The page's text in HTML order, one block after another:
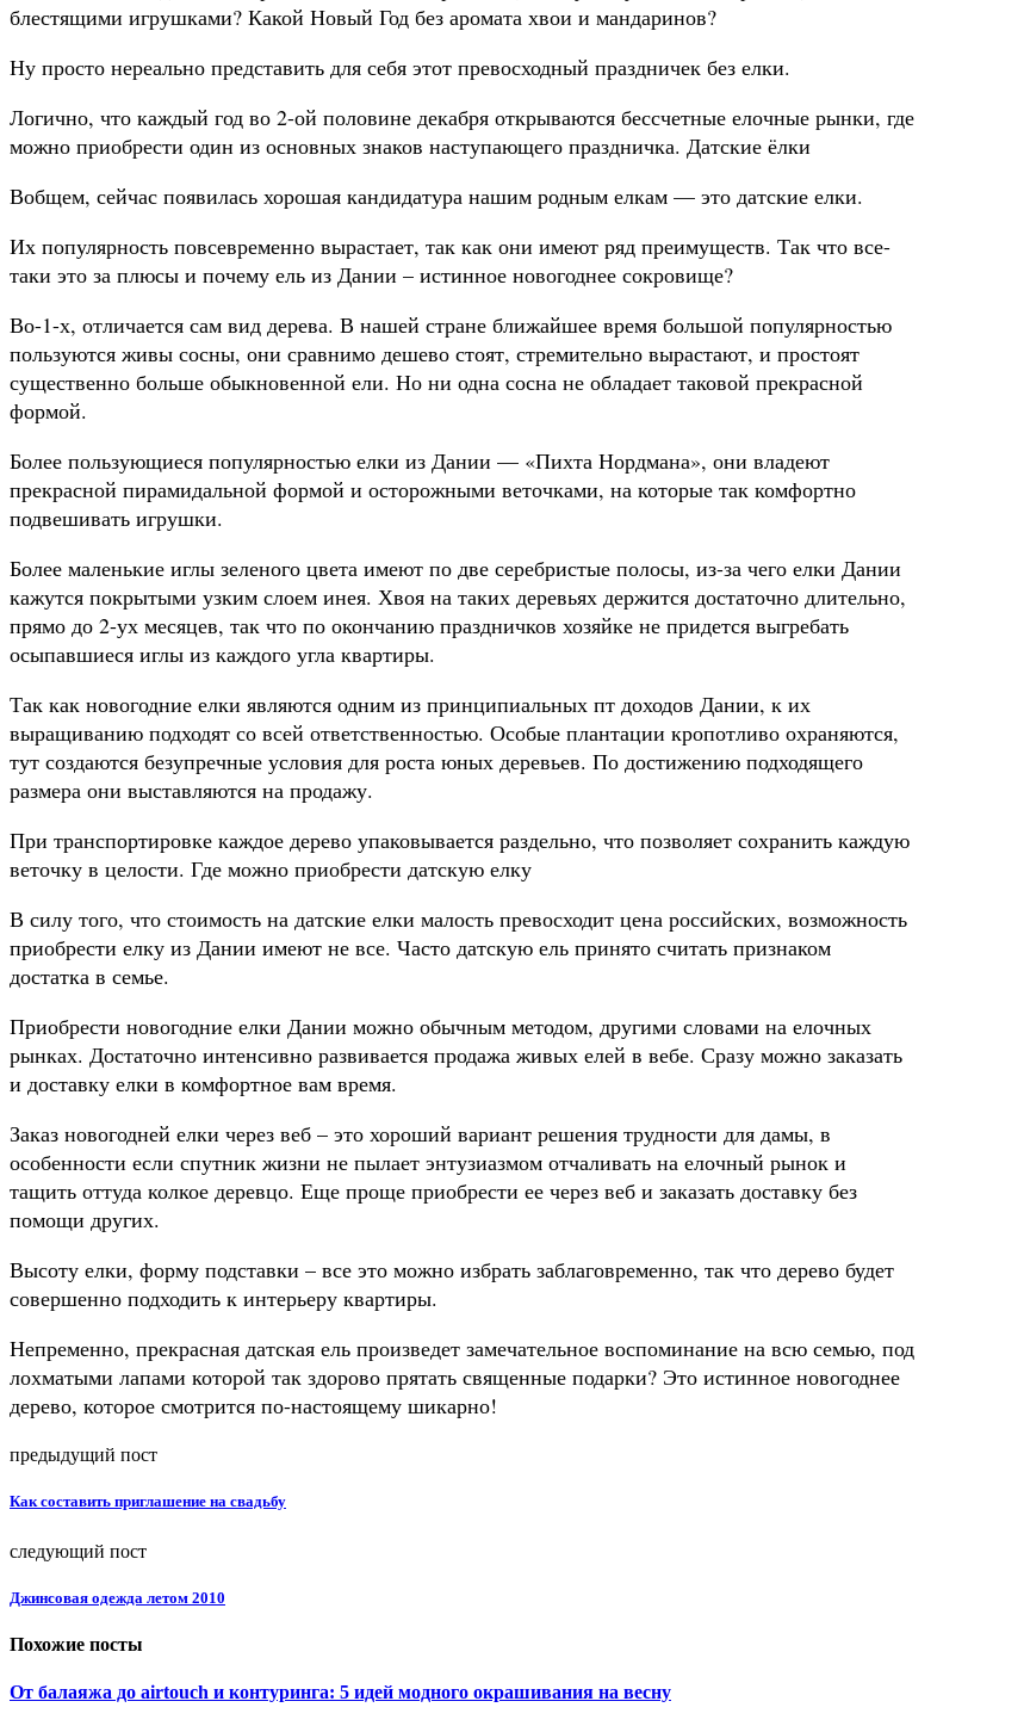
блестящими игрушками? Какой Новый Год без аромата хвои и мандаринов?
Ну просто нереально представить для себя этот превосходный праздничек без елки.
Логично, что каждый год во 2-ой половине декабря открываются бессчетные елочные рынки, где
можно приобрести один из основных знаков наступающего праздничка. Датские ёлки
Вобщем, сейчас появилась хорошая кандидатура нашим родным елкам — это датские елки.
Их популярность повсевременно вырастает, так как они имеют ряд преимуществ. Так что все-
таки это за плюсы и почему ель из Дании – истинное новогоднее сокровище?
Во-1-х, отличается сам вид дерева. В нашей стране ближайшее время большой популярностью
пользуются живы сосны, они сравнимо дешево стоят, стремительно вырастают, и простоят
существенно больше обыкновенной ели. Но ни одна сосна не обладает таковой прекрасной
формой.
Более пользующиеся популярностью елки из Дании — «Пихта Нордмана», они владеют
прекрасной пирамидальной формой и осторожными веточками, на которые так комфортно
подвешивать игрушки.
Более маленькие иглы зеленого цвета имеют по две серебристые полосы, из-за чего елки Дании
кажутся покрытыми узким слоем инея. Хвоя на таких деревьях держится достаточно длительно,
прямо до 2-ух месяцев, так что по окончанию праздничков хозяйке не придется выгребать
осыпавшиеся иглы из каждого угла квартиры.
Так как новогодние елки являются одним из принципиальных пт доходов Дании, к их
выращиванию подходят со всей ответственностью. Особые плантации кропотливо охраняются,
тут создаются безупречные условия для роста юных деревьев. По достижению подходящего
размера они выставляются на продажу.
При транспортировке каждое дерево упаковывается раздельно, что позволяет сохранить каждую
веточку в целости. Где можно приобрести датскую елку
В силу того, что стоимость на датские елки малость превосходит цена российских, возможность
приобрести елку из Дании имеют не все. Часто датскую ель принято считать признаком
достатка в семье.
Приобрести новогодние елки Дании можно обычным методом, другими словами на елочных
рынках. Достаточно интенсивно развивается продажа живых елей в вебе. Сразу можно заказать
и доставку елки в комфортное вам время.
Заказ новогодней елки через веб – это хороший вариант решения трудности для дамы, в
особенности если спутник жизни не пылает энтузиазмом отчаливать на елочный рынок и
тащить оттуда колкое деревцо. Еще проще приобрести ее через веб и заказать доставку без
помощи других.
Высоту елки, форму подставки – все это можно избрать заблаговременно, так что дерево будет
совершенно подходить к интерьеру квартиры.
Непременно, прекрасная датская ель произведет замечательное воспоминание на всю семью, под
лохматыми лапами которой так здорово прятать священные подарки? Это истинное новогоднее
дерево, которое смотрится по-настоящему шикарно!
предыдущий пост
Как составить приглашение на свадьбу
следующий пост
Джинсовая одежда летом 2010
Похожие посты
От балаяжа до airtouch и контуринга: 5 идей модного окрашивания на весну